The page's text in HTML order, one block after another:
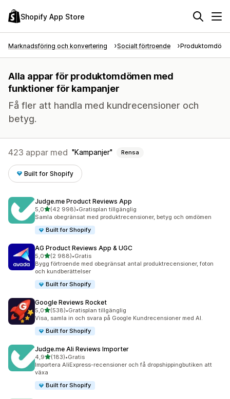
Shopify App Store
Marknadsföring och konvertering Socialt förtroende
Alla appar för produktomdömen med
funktioner för kampanjer
Få fler att handla med kundrecensioner och
betyg.
423 appar med Kampanjer Rensa
Built for Shopify
Judge.me Product Reviews App
5,0av 5 stjärnor
(42 998)
42998 recensioner totalt
•Gratisplan tillgänglig
Samla obegränsat med produktrecensioner, betyg och omdömen
Built for Shopify
AG Product Reviews App & UGC
5,0av 5 stjärnor
(2 988)
2988 recensioner totalt
•Gratis
Bygg förtroende med obegränsat antal produktrecensioner, foton
och kundberättelser
Built for Shopify
Google Reviews Rocket
5,0av 5 stjärnor
(538)
538 recensioner totalt
•Gratisplan tillgänglig
Visa, samla in och svara på Google Kundrecensioner med AI.
Built for Shopify
Judge.me Ali Reviews Importer
4,9av 5 stjärnor
(183)
183 recensioner totalt
•Gratis
Importera AliExpress-recensioner och få dropshippingbutiken att
växa
Built for Shopify